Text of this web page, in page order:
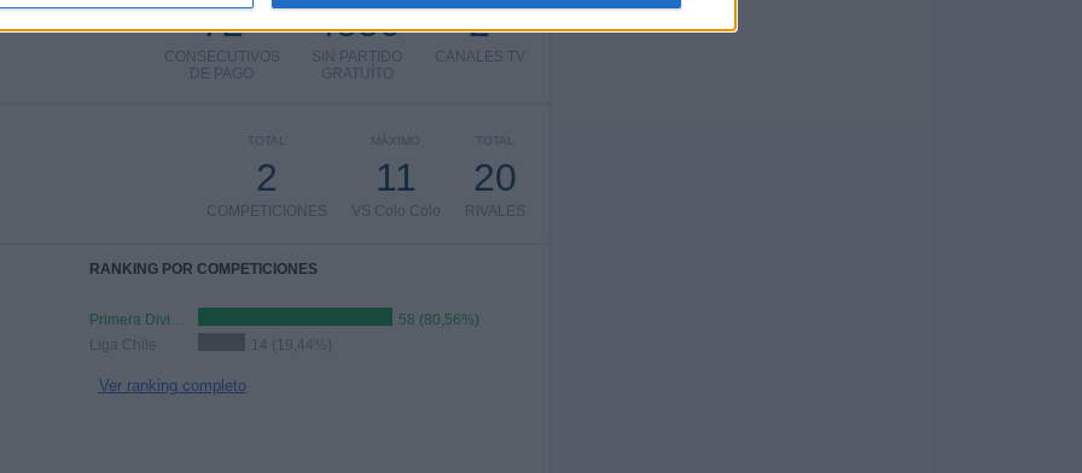
2
CANALES TV
4850
SIN PARTIDO
GRATUÍTO
72
CONSECUTIVOS
DE PAGO
TOTAL
20
RIVALES
MÁXIMO
11
VS Colo Colo
TOTAL
2
COMPETICIONES
RANKING POR COMPETICIONES
Primera División de Chile
58 (80,56%)
Liga Chile
14 (19,44%)
Ver ranking completo